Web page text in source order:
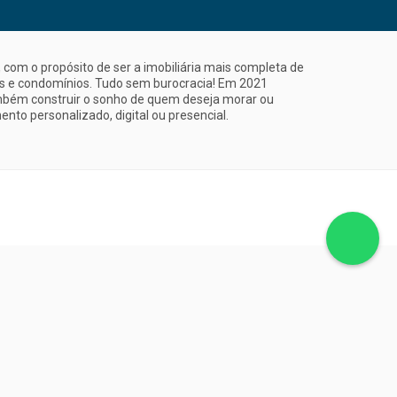
o propósito de ser a imobiliária mais completa de
condomínios. Tudo sem burocracia! Em 2021
construir o sonho de quem deseja morar ou
personalizado, digital ou presencial.